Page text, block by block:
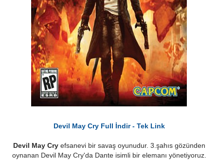
Devil May Cry Full İndir - Tek Link
Devil May Cryefsanevi bir savaş oyunudur. 3.şahıs gözünden
oynanan Devil May Cry'da Dante isimli bir elemanı yönetiyoruz.